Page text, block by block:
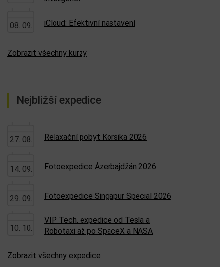
08. 09. iCloud: Efektivní nastavení
Zobrazit všechny kurzy
Nejbližší expedice
27. 08. Relaxační pobyt Korsika 2026
14. 09. Fotoexpedice Ázerbajdžán 2026
29. 09. Fotoexpedice Singapur Special 2026
10. 10.
VIP Tech. expedice od Tesla a
Robotaxi až po SpaceX a NASA
Zobrazit všechny expedice